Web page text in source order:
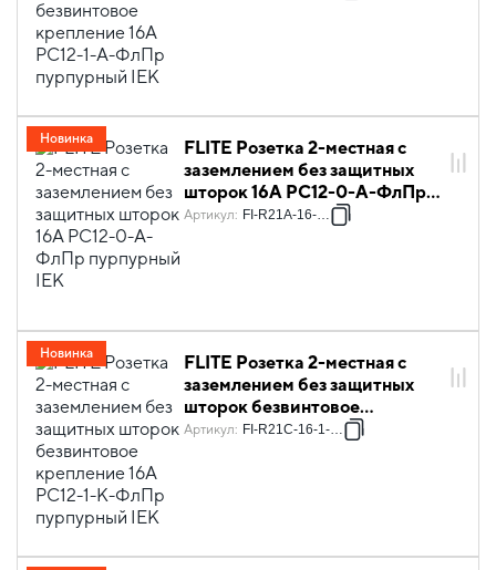
FLITE Розетка 2-местная с
заземлением без защитных
шторок 16А РС12-0-А-ФлПр
пурпурный IEK
Артикул: FI-R21A-16-K99
Новинка
FLITE Розетка 2-местная с
заземлением без защитных
шторок безвинтовое
крепление 16А РС12-1-К-
Артикул: FI-R21C-16-1-K99
Новинка